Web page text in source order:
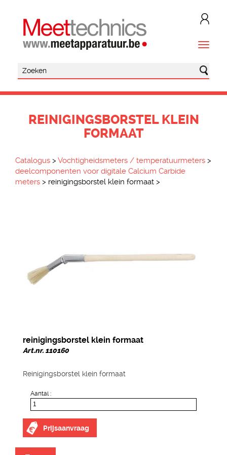
REINIGINGSBORSTEL KLEIN
FORMAAT
Catalogus > Vochtigheidsmeters / temperatuurmeters >
deelcomponenten voor digitale Calcium Carbide
meters > reinigingsborstel klein formaat >
reinigingsborstel klein formaat
Art.nr. 110160
Reinigingsborstel klein formaat
Aantal :
Prijsaanvraag